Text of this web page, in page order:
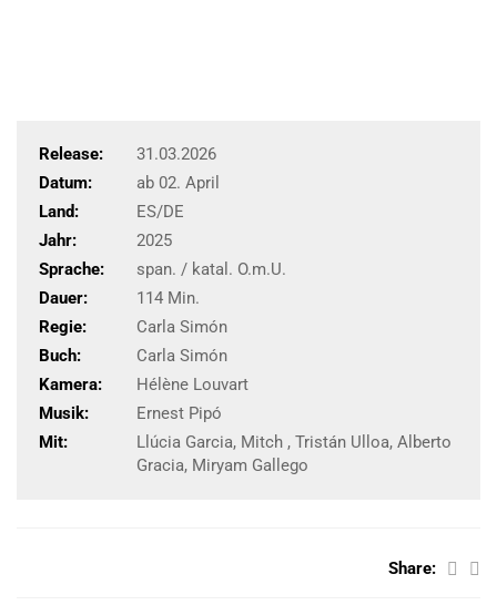
Release:
31.03.2026
Datum:
ab 02. April
Land:
ES/DE
Jahr:
2025
Sprache:
span. / katal. O.m.U.
Dauer:
114 Min.
Regie:
Carla Simón
Buch:
Carla Simón
Kamera:
Hélène Louvart
Musik:
Ernest Pipó
Mit:
Llúcia Garcia, Mitch , Tristán Ulloa, Alberto
Gracia, Miryam Gallego
Share: